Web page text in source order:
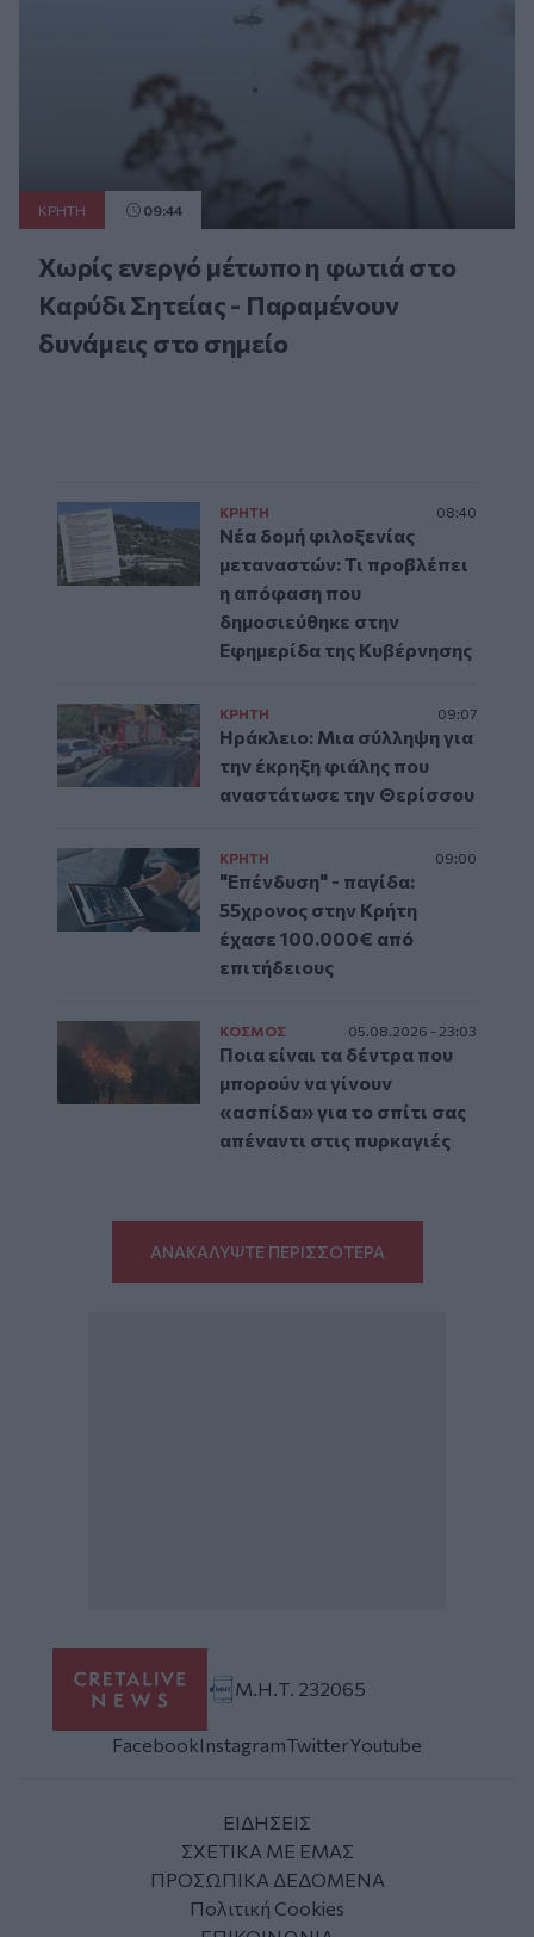
ΚΡΗΤΗ 09:44
Χωρίς ενεργό μέτωπο η φωτιά στο
Καρύδι Σητείας - Παραμένουν
δυνάμεις στο σημείο
ΚΡΗΤΗ 08:40
Νέα δομή φιλοξενίας
μεταναστών: Τι προβλέπει
η απόφαση που
δημοσιεύθηκε στην
Εφημερίδα της Κυβέρνησης
ΚΡΗΤΗ 09:07
Ηράκλειο: Μια σύλληψη για
την έκρηξη φιάλης που
αναστάτωσε την Θερίσσου
ΚΡΗΤΗ 09:00
"Επένδυση" - παγίδα:
55χρονος στην Κρήτη
έχασε 100.000€ από
επιτήδειους
ΚΟΣΜΟΣ 05.08.2026 - 23:03
Ποια είναι τα δέντρα που
μπορούν να γίνουν
«ασπίδα» για το σπίτι σας
απέναντι στις πυρκαγιές
ΑΝΑΚΑΛΥΨΤΕ ΠΕΡΙΣΣΟΤΕΡΑ
Μ.Η.Τ. 232065
FacebookInstagramTwitterYoutube
ΕΙΔΗΣΕΙΣ
ΣΧΕΤΙΚΑ ΜΕ ΕΜΑΣ
ΠΡΟΣΩΠΙΚΑ ΔΕΔΟΜΕΝΑ
Πολιτική Cookies